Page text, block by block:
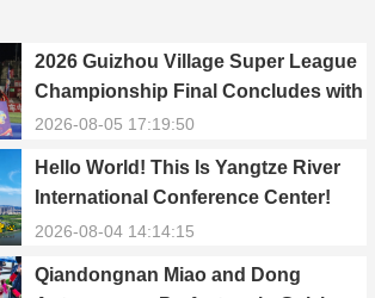
2026 Guizhou Village Super League
Championship Final Concludes with
Qiandongnan Team Winning the
2026-08-05 17:19:50
Hello World! This Is Yangtze River
International Conference Center!
2026-08-04 14:14:15
Qiandongnan Miao and Dong